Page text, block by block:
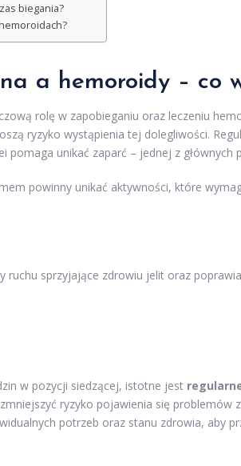
biegania?
a hemoroidy – co
rolę w zapobieganiu oraz leczeniu
ryzyko wystąpienia tej dolegliwości.
pomaga unikać zaparć – jednej z głównych
powinny unikać aktywności, które
sprzyjające zdrowiu jelit oraz
w pozycji siedzącej, istotne jest
ryzyko pojawienia się problemów
potrzeb oraz stanu zdrowia, aby